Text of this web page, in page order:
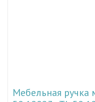
Мебельная ручка